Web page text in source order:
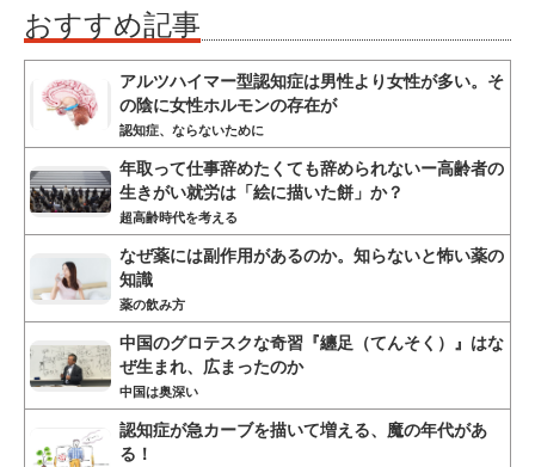
おすすめ記事
アルツハイマー型認知症は男性より女性が多い。そ
の陰に女性ホルモンの存在が
認知症、ならないために
年取って仕事辞めたくても辞められないー高齢者の
生きがい就労は「絵に描いた餅」か？
超高齢時代を考える
なぜ薬には副作用があるのか。知らないと怖い薬の
知識
薬の飲み方
中国のグロテスクな奇習『纏足（てんそく）』はな
ぜ生まれ、広まったのか
中国は奥深い
認知症が急カーブを描いて増える、魔の年代があ
る！